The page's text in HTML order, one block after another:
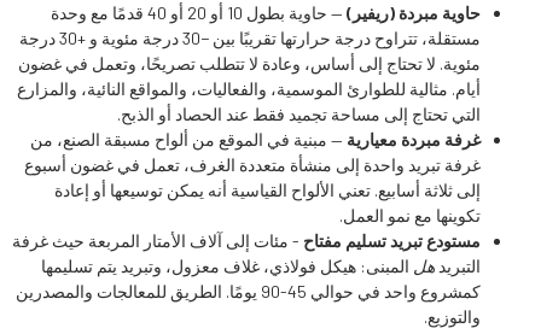
حاوية مبردة (ريفير)
— حاوية بطول 10 أو 20 أو 40 قدمًا مع وحدة
مستقلة، تتراوح درجة حرارتها تقريبًا بين −30 درجة مئوية و +30 درجة
مئوية. لا تحتاج إلى أساس، وعادة لا تتطلب تصريحًا، وتعمل في غضون
أيام. مثالية للطوارئ الموسمية، والفعاليات، والمواقع النائية، والمزارع
التي تحتاج إلى مساحة تجميد فقط عند الحصاد أو الذبح.
غرفة مبردة معيارية — مبنية في الموقع من ألواح مسبقة الصنع، من
غرفة تبريد واحدة إلى منشأة متعددة الغرف، تعمل في غضون أسبوع
إلى ثلاثة أسابيع. تعني الألواح القياسية أنه يمكن توسيعها أو إعادة
تكوينها مع نمو العمل.
مستودع تبريد تسليم مفتاح - مئات إلى آلاف الأمتار المربعة حيث غرفة
التبريد هل المبنى: هيكل فولاذي، غلاف معزول، وتبريد يتم تسليمها
كمشروع واحد في حوالي 45-90 يومًا. الطريق للمعالجات والمصدرين
والتوزيع.